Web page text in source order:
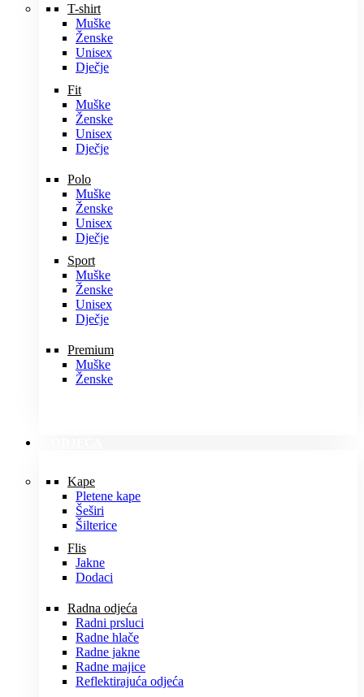
T-shirt
Muške
Ženske
Unisex
Dječje
Fit
Muške
Ženske
Unisex
Dječje
Polo
Muške
Ženske
Unisex
Dječje
Sport
Muške
Ženske
Unisex
Dječje
Premium
Muške
Ženske
Kape
Pletene kape
Šeširi
Šilterice
Flis
Jakne
Dodaci
Radna odjeća
Radni prsluci
Radne hlače
Radne jakne
Radne majice
Reflektirajuća odjeća